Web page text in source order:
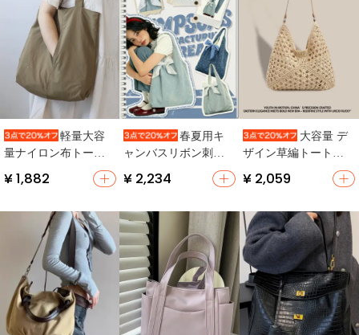
軽量大容
量ナイロン布トート
バッグ【シンプルデ
ザイン・ショルダー
¥ 1,882
春夏用キ
ャンバスリボン刺繍
トートバッグ【大容
量・通勤・学生用・
ド】
¥ 2,234
大容量 デ
ザイン草編トートバ
ッグ【女性用・夏の
旅行に最適】
¥ 2,059